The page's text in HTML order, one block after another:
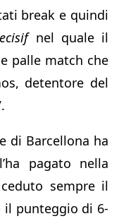
break e quindi
nel quale il
palle match che
detentore del
di Barcellona ha
pagato nella
sempre il
il punteggio di 6-